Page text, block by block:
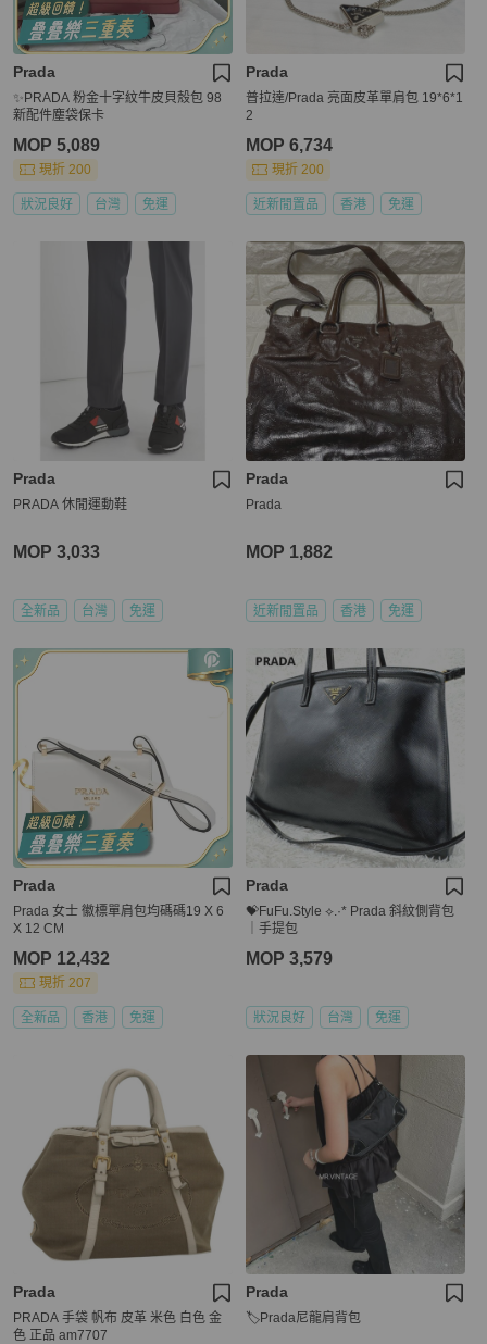
Prada
✨PRADA 粉金十字紋牛皮貝殼包 98
新配件塵袋保卡
MOP 5,089
現折 200
狀況良好 台灣 免運
Prada
普拉達/Prada 亮面皮革單肩包 19*6*1
2
MOP 6,734
現折 200
近新閒置品 香港 免運
Prada
PRADA 休閒運動鞋
MOP 3,033
全新品 台灣 免運
Prada
Prada
MOP 1,882
近新閒置品 香港 免運
Prada
Prada 女士 徽標單肩包均碼碼19 X 6
X 12 CM
MOP 12,432
現折 207
全新品 香港 免運
Prada
💝FuFu.Style ⟡.·* Prada 斜紋側背包
｜手提包
MOP 3,579
狀況良好 台灣 免運
Prada
PRADA 手袋 帆布 皮革 米色 白色 金
色 正品 am7707
Prada
🏷Prada尼龍肩背包